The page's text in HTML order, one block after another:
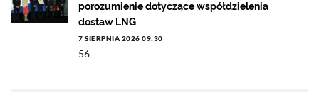
porozumienie dotyczące współdzielenia
dostaw LNG
7 SIERPNIA 2026 09:30
56